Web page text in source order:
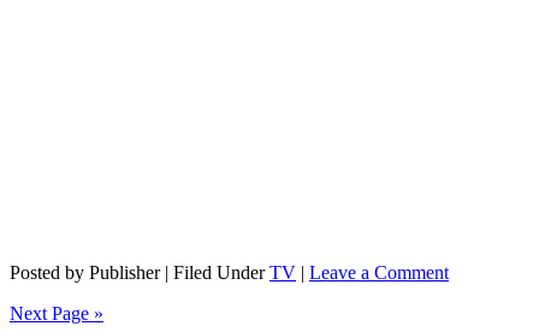
Posted by Publisher | Filed UnderTV | Leave a Comment
Next Page »